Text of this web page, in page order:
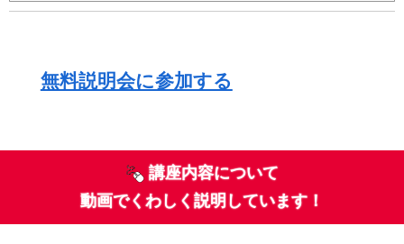
無料説明会に参加する
講座内容について
動画でくわしく説明しています！